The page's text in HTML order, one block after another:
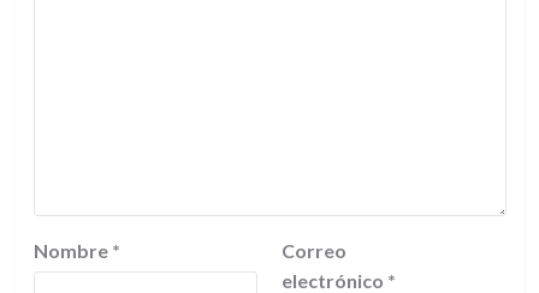
Nombre *
Correo
electrónico *